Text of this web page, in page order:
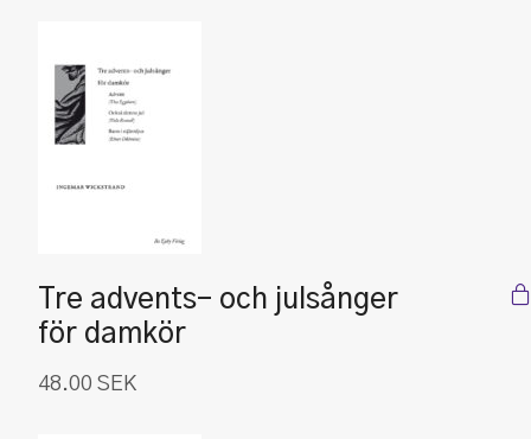
Tre advents- och julsånger
för damkör
48.00 SEK